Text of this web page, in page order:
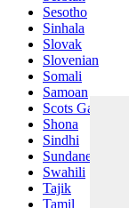
Sesotho
Sinhala
Slovak
Slovenian
Somali
Samoan
Scots Gaelic
Shona
Sindhi
Sundanese
Swahili
Tajik
Tamil